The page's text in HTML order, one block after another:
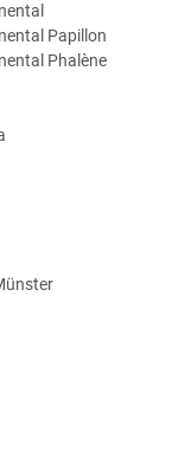
Papillon
Phalène